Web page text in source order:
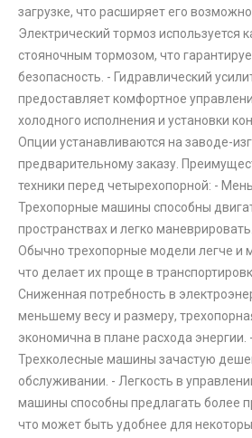
загрузке, что расширяет его
Электрический тормоз используется
стояночным тормозом, что
безопасность. - Гидравлический
предоставляет комфортное
холодного исполнения и установки
Опции устанавливаются на заводе-
предварительному заказу.
техники перед четырехопорной: -
Трехопорные машины способны
пространствах и легко
Обычно трехопорные модели легче и
что делает их проще в
Сниженная потребность в
меньшему весу и размеру,
экономична в плане расхода энергии.
Трехколесные машины зачастую
обслуживании. - Легкость в
машины способны предлагать более
что может быть удобнее для